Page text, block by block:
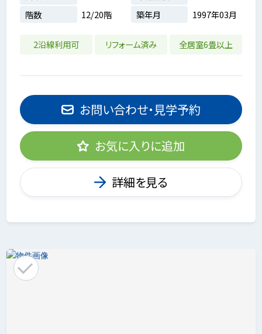
階数
12/20階 築年月 1997年03月
2沿線利用可 リフォーム済み 全居室6畳以上
お問い合わせ・見学予約
お気に入りに追加
詳細を見る